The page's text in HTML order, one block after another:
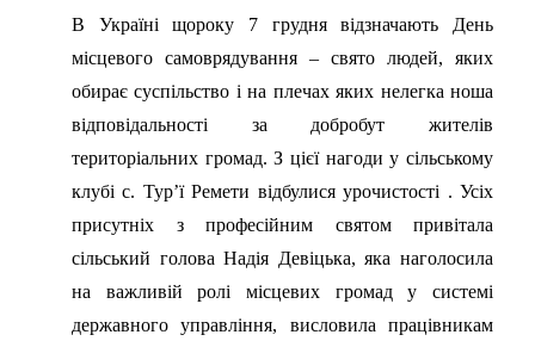
В Україні щороку 7 грудня відзначають День
місцевого самоврядування – свято людей, яких
обирає суспільство і на плечах яких нелегка ноша
відповідальності за добробут жителів
територіальних громад. З цієї нагоди у сільському
клубі с. Тур’ї Ремети відбулися урочистості . Усіх
присутніх з професійним святом привітала
сільський голова Надія Девіцька, яка наголосила
на важливій ролі місцевих громад у системі
державного управління, висловила працівникам